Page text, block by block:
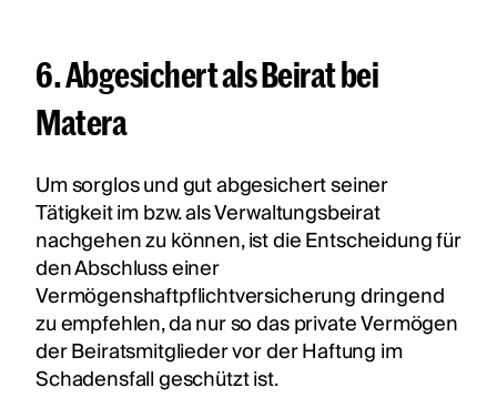
6. Abgesichert als Beirat bei
Matera
Um sorglos und gut abgesichert seiner
Tätigkeit im bzw. als Verwaltungsbeirat
nachgehen zu können, ist die Entscheidung für
den Abschluss einer
Vermögenshaftpflichtversicherung dringend
zu empfehlen, da nur so das private Vermögen
der Beiratsmitglieder vor der Haftung im
Schadensfall geschützt ist.